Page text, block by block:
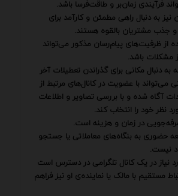
فرآیندی زمان‌بر و طاقت‌فرسا باشد.
نیز به دنبال راهی مطمئن و کارآمد برای
و جذب مشتریان بالقوه هستند.
از ظرفیت‌های پیام‌رسان مذکور می‌تواند
مشکلات باشد.
دنبال مکانی برای گذراندن تعطیلات آخر
می‌تواند با عضویت در کانال‌های مرتبط از
آگاه شده و با بررسی تصاویر و اطلاعات
نظر خود را انتخاب کند.
در زمان و هزینه است.
حضوری به بنگاه‌های معاملاتی یا جستجو
نیست.
نیاز در یک کانال تلگرامی در دسترس است
مستقیم با مالک یا نماینده‌ی او نیز فراهم